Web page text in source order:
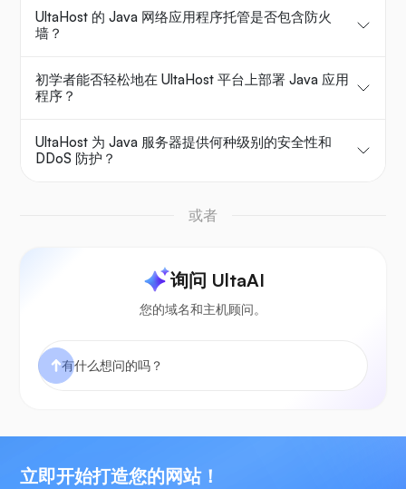
UltaHost 的 Java 网络应用程序托管是否包含防火
墙？
初学者能否轻松地在 UltaHost 平台上部署 Java 应用
程序？
UltaHost 为 Java 服务器提供何种级别的安全性和
DDoS 防护？
或者
询问 UltaAI
您的域名和主机顾问。
立即开始打造您的网站！